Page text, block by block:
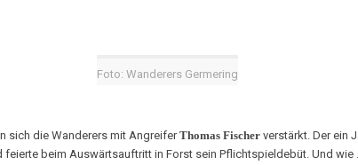
Foto: Wanderers Germering
sich die Wanderers mit AngreiferThomas Fischer verstärkt. Der ein
beim Auswärtsauftritt in Forst sein Pflichtspieldebüt. Und wie